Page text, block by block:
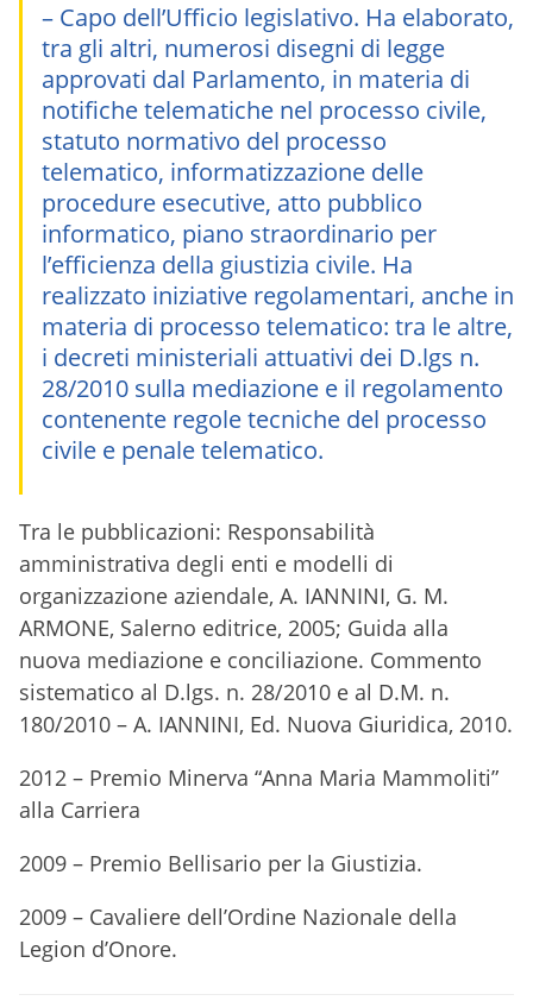
– Capo dell’Ufficio legislativo. Ha elaborato,
tra gli altri, numerosi disegni di legge
approvati dal Parlamento, in materia di
notifiche telematiche nel processo civile,
statuto normativo del processo
telematico, informatizzazione delle
procedure esecutive, atto pubblico
informatico, piano straordinario per
l’efficienza della giustizia civile. Ha
realizzato iniziative regolamentari, anche in
materia di processo telematico: tra le altre,
i decreti ministeriali attuativi dei D.lgs n.
28/2010 sulla mediazione e il regolamento
contenente regole tecniche del processo
civile e penale telematico.
Tra le pubblicazioni: Responsabilità
amministrativa degli enti e modelli di
organizzazione aziendale, A. IANNINI, G. M.
ARMONE, Salerno editrice, 2005; Guida alla
nuova mediazione e conciliazione. Commento
sistematico al D.lgs. n. 28/2010 e al D.M. n.
180/2010 – A. IANNINI, Ed. Nuova Giuridica, 2010.
2012 – Premio Minerva “Anna Maria Mammoliti”
alla Carriera
2009 – Premio Bellisario per la Giustizia.
2009 – Cavaliere dell’Ordine Nazionale della
Legion d’Onore.